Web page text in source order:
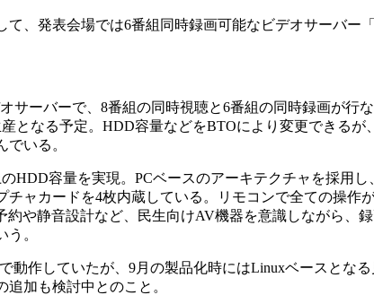
、発表会場では6番組同時録画可能なビデオサーバー
サーバーで、8番組の同時視聴と6番組の同時録画が行な
となる予定。HDD容量などをBTOにより変更できるが
いる。
HDD容量を実現。PCベースのアーキテクチャを採用し
チャカードを4枚内蔵している。リモコンで全ての操作
約や静音設計など、民生向けAV機器を意識しながら、
。
動作していたが、9月の製品化時にはLinuxベースとな
加も検討中とのこと。